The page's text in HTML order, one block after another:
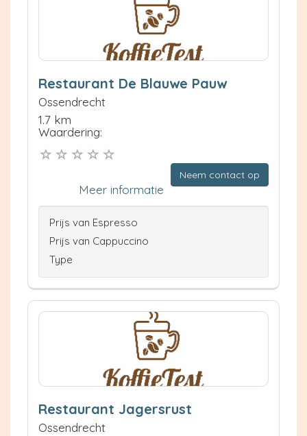
Restaurant De Blauwe Pauw
Ossendrecht
1.7 km
Waardering:
Neem contact op
Meer informatie
Prijs van Espresso
Prijs van Cappuccino
Type
Restaurant Jagersrust
Ossendrecht